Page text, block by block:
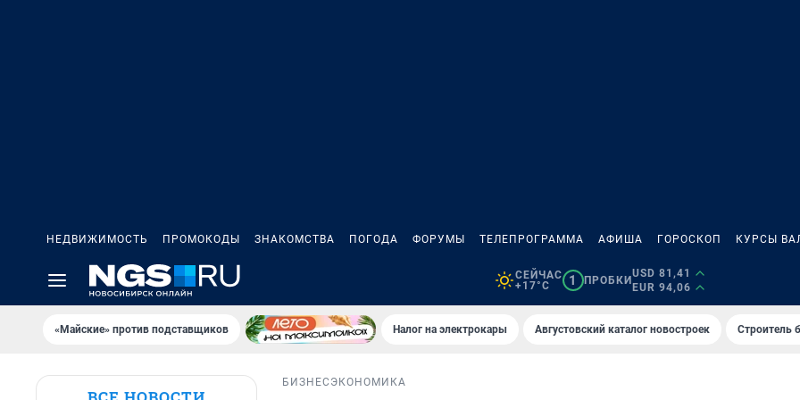
НЕДВИЖИМОСТЬ ПРОМОКОДЫ ЗНАКОМСТВА ПОГОДА ФОРУМЫ ТЕЛЕПРОГРАММА АФИША ГОРОСКОП КУРСЫ
СЕЙЧАС
+17°C
1 ПРОБКИ
USD 81,41
EUR 94,06
«Майские» против подставщиков Налог на электрокары Августовский каталог новостроек Строитель
БИЗНЕС ЭКОНОМИКА